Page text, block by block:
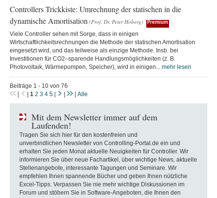
Controllers Trickkiste: Umrechnung der statischen in die
dynamische Amortisation (Prof. Dr. Peter Hoberg) Premium
Viele Controller sehen mit Sorge, dass in einigen
Wirtschaftlichkeitsrechnungen die Methode der statischen Amortisation
eingesetzt wird, und das teilweise als einzige Methode. Insb. bei
Investitionen für CO2–sparende Handlungsmöglichkeiten (z. B.
Photovoltaik, Wärmepumpen, Speicher), wird in einigen... mehr lesen
Beiträge 1 - 10 von 76
|
| 1 2 3 4 5 | | | Alle
Mit dem Newsletter immer auf dem
Laufenden!
Tragen Sie sich hier für den kostenfreien und
unverbindlichen Newsletter von Controlling-Portal.de ein und
erhalten Sie jeden Monat aktuelle Neuigkeiten für Controller. Wir
informieren Sie über neue Fachartikel, über wichtige News, aktuelle
Stellenangebote, interessante Tagungen und Seminare. Wir
empfehlen Ihnen spannende Bücher und geben Ihnen nützliche
Excel-Tipps. Verpassen Sie nie mehr wichtige Diskussionen im
Forum und stöbern Sie in Software-Angeboten, die Ihnen den